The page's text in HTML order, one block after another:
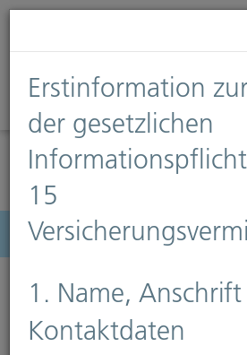
Diese Webseite verwendet
Informationen finden Sie auf
Diese Nachricht nicht
Menü
Erstinformation
der gesetzlichen
15
1. Name,
Kontaktdaten